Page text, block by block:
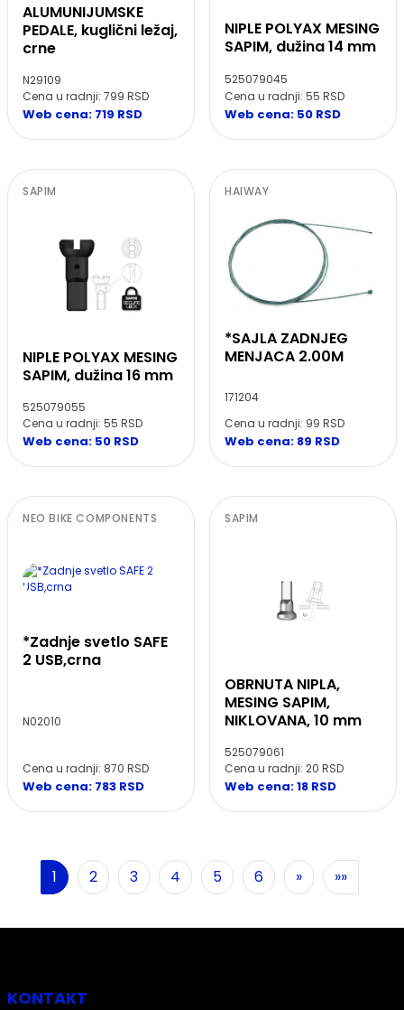
ALUMUNIJUMSKE
PEDALE, kuglični ležaj,
crne
N29109
Cena u radnji: 799 RSD
Web cena: 719 RSD
NIPLE POLYAX MESING
SAPIM, dužina 14 mm
525079045
Cena u radnji: 55 RSD
Web cena: 50 RSD
SAPIM
NIPLE POLYAX MESING
SAPIM, dužina 16 mm
525079055
Cena u radnji: 55 RSD
Web cena: 50 RSD
HAIWAY
*SAJLA ZADNJEG
MENJACA 2.00M
171204
Cena u radnji: 99 RSD
Web cena: 89 RSD
NEO BIKE COMPONENTS
*Zadnje svetlo SAFE
2 USB,crna
N02010
Cena u radnji: 870 RSD
Web cena: 783 RSD
SAPIM
OBRNUTA NIPLA,
MESING SAPIM,
NIKLOVANA, 10 mm
525079061
Cena u radnji: 20 RSD
Web cena: 18 RSD
1 2 3 4 5 6 »Sledeća
»»
KONTAKT